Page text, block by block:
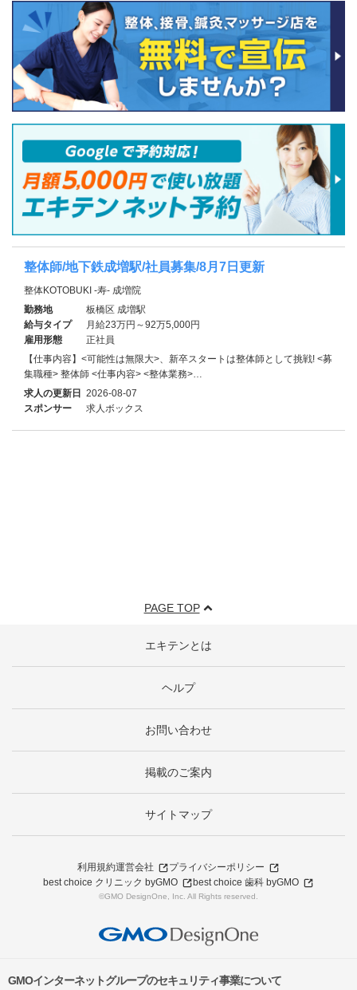
整体師/地下鉄成増駅/社員募集/8月7日更新
整体KOTOBUKI -寿- 成増院
勤務地
板橋区 成増駅
給与タイプ
月給23万円～92万5,000円
雇用形態
正社員
【仕事内容】<可能性は無限大>、新卒スタートは整体師として挑戦! <募
集職種> 整体師 <仕事内容> <整体業務>…
求人の更新日 2026-08-07
スポンサー
求人ボックス
PAGE TOP
エキテンとは
ヘルプ
お問い合わせ
掲載のご案内
サイトマップ
利用規約運営会社
プライバシーポリシー
best choice クリニック byGMO
best choice 歯科 byGMO
©GMO DesignOne, Inc. All Rights reserved.
GMOインターネットグループのセキュリティ事業について